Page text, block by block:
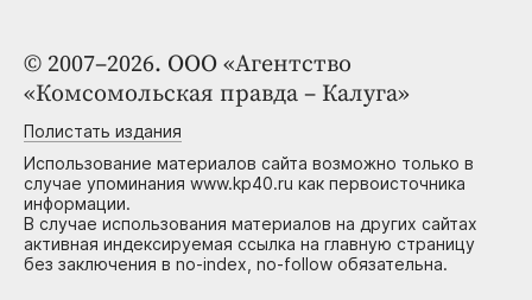
© 2007–2026. ООО «Агентство
«Комсомольская правда – Калуга»
Полистать издания
Использование материалов сайта возможно только в
случае упоминания www.kp40.ru как первоисточника
информации.
В случае использования материалов на других сайтах
активная индексируемая ссылка на главную страницу
без заключения в no-index, no-follow обязательна.